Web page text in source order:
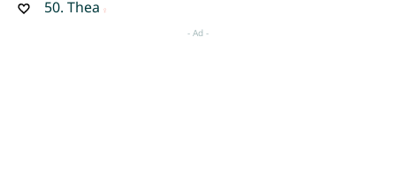
50. Thea